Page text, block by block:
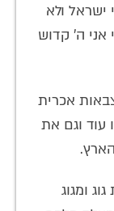
ולא
אני ה' קדוש
אכרית
עוד וגם את
ומגוג